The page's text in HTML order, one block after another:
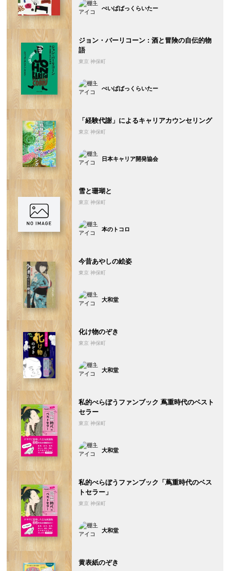
ぺいぱばっくらいたー
ジョン・バーリコーン : 酒と冒険の自伝的物
語
東京 神保町
ぺいぱばっくらいたー
「経験代謝」によるキャリアカウンセリング
東京 神保町
日本キャリア開発協会
雪と珊瑚と
東京 神保町
本のトコロ
今昔あやしの絵姿
東京 神保町
大和堂
化け物のぞき
東京 神保町
大和堂
私的べらぼうファンブック 蔦重時代のベスト
セラー
東京 神保町
大和堂
私的べらぼうファンブック「蔦重時代のベス
トセラー」
東京 神保町
大和堂
黄表紙のぞき